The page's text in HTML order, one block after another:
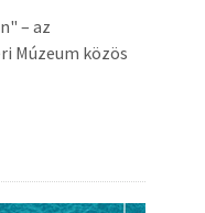
– az
Múzeum közös